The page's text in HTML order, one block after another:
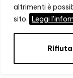
altrimenti è
sito. Leggi
Rifiuta